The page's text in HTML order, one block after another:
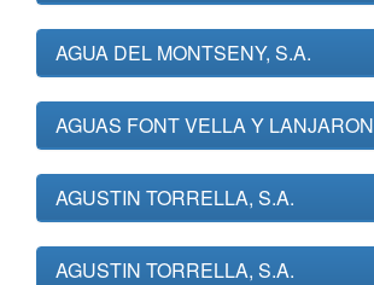
AGUA DEL MONTSENY, S.A.
AGUAS FONT VELLA Y LANJARON
AGUSTIN TORRELLA, S.A.
AGUSTIN TORRELLA, S.A.